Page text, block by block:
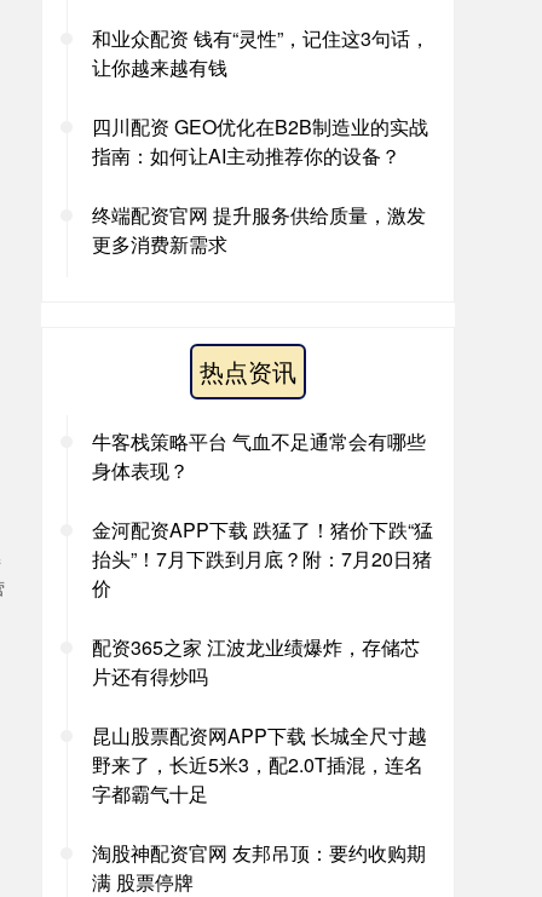
和业众配资 钱有“灵性”，记住这3句话，
让你越来越有钱
四川配资 GEO优化在B2B制造业的实战
指南：如何让AI主动推荐你的设备？
终端配资官网 提升服务供给质量，激发
更多消费新需求
热点资讯
牛客栈策略平台 气血不足通常会有哪些
身体表现？
金河配资APP下载 跌猛了！猪价下跌“猛
抬头”！7月下跌到月底？附：7月20日猪
价
配资365之家 江波龙业绩爆炸，存储芯
片还有得炒吗
昆山股票配资网APP下载 长城全尺寸越
野来了，长近5米3，配2.0T插混，连名
字都霸气十足
淘股神配资官网 友邦吊顶：要约收购期
满 股票停牌